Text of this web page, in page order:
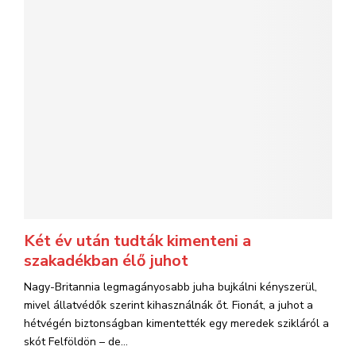
Két év után tudták kimenteni a
szakadékban élő juhot
Nagy-Britannia legmagányosabb juha bujkálni kényszerül,
mivel állatvédők szerint kihasználnák őt. Fionát, a juhot a
hétvégén biztonságban kimentették egy meredek szikláról a
skót Felföldön – de...